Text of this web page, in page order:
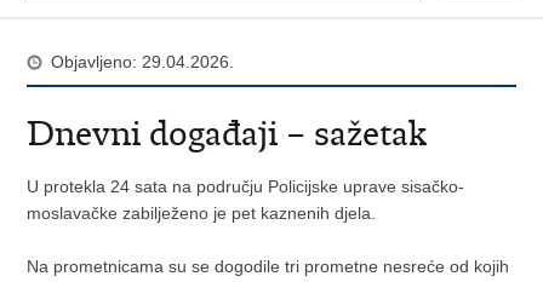
Objavljeno: 29.04.2026.
Dnevni događaji – sažetak
U protekla 24 sata na području Policijske uprave sisačko-
moslavačke zabilježeno je pet kaznenih djela.
Na prometnicama su se dogodile tri prometne nesreće od kojih